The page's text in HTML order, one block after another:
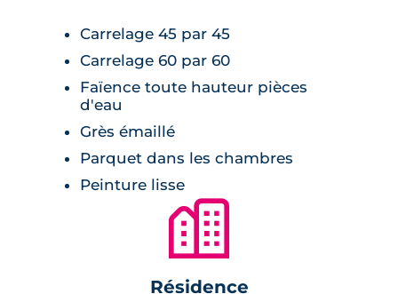
également aménagé au centre de la
résidence, parfait pour prendre le soleil avec
ses proches ou rencontrer ses voisins. Les
leurs véhicules, accessibles par portail
télécommandé. L’enceinte de la résidence est
clôturée, et sécurisée par un système de
Carrelage 45 par 45
Carrelage 60 par 60
Faïence toute hauteur pièces
d'eau
Grès émaillé
Parquet dans les chambres
Peinture lisse
🏙
Résidence